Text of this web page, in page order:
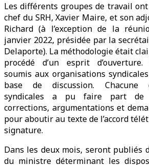
Les différents groupes de travail
chef du SRH, Xavier Maire, et son
Richard (à l’exception de la
janvier 2022, présidée par la
Delaporte). La méthodologie était
procédé d’un esprit d’ouverture.
soumis aux organisations
base de discussion. Chacune
syndicales a pu faire part de
corrections, argumentations et
pour aboutir au texte de l’accord
signature.
Dans les deux mois, seront publiés
du ministre déterminant les